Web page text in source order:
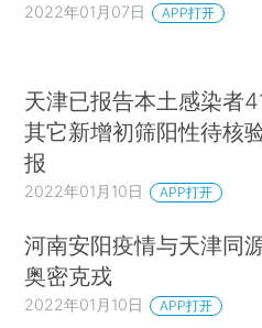
2022年01月07日 APP打开
天津已报告本土感染者
其它新增初筛阳性待核
报
2022年01月10日 APP打开
河南安阳疫情与天津同
奥密克戎
2022年01月10日 APP打开